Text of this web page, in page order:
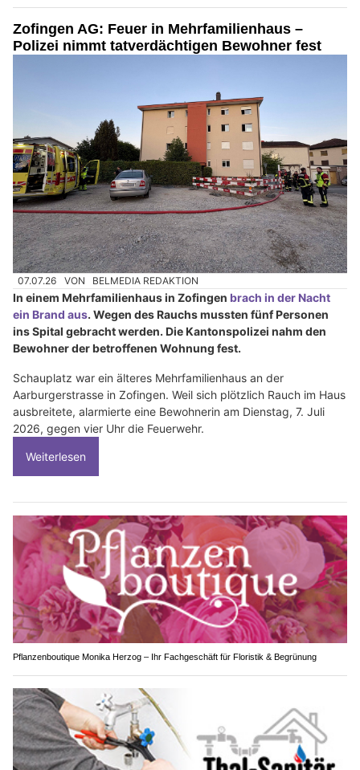
Zofingen AG: Feuer in Mehrfamilienhaus –
Polizei nimmt tatverdächtigen Bewohner fest
07.07.26 VON BELMEDIA REDAKTION
In einem Mehrfamilienhaus in Zofingen brach in der Nacht
ein Brand aus. Wegen des Rauchs mussten fünf Personen
ins Spital gebracht werden. Die Kantonspolizei nahm den
Bewohner der betroffenen Wohnung fest.
Schauplatz war ein älteres Mehrfamilienhaus an der
Aarburgerstrasse in Zofingen. Weil sich plötzlich Rauch im Haus
ausbreitete, alarmierte eine Bewohnerin am Dienstag, 7. Juli
2026, gegen vier Uhr die Feuerwehr.
Weiterlesen
Pflanzenboutique Monika Herzog – Ihr Fachgeschäft für Floristik & Begrünung